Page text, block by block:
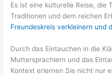
Es ist eine kulturelle Reise, die
Traditionen und dem reichen
Freundeskreis verkleinern und
Durch das Eintauchen in die
Muttersprachlern und das
Kontext erlernen Sie nicht nur